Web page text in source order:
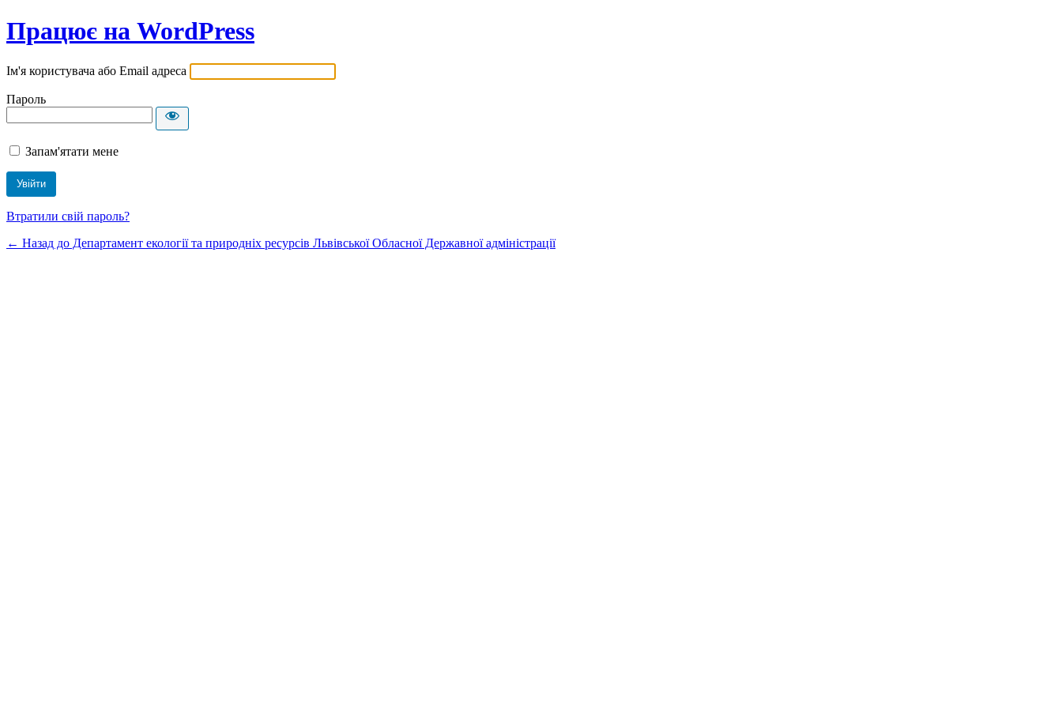
Працює на WordPress
Ім'я користувача або Email адреса
Пароль
Запам'ятати мене
Втратили свій пароль?
← Назад до Департамент екології та природніх ресурсів Львівської Обласної Державної адміністрації